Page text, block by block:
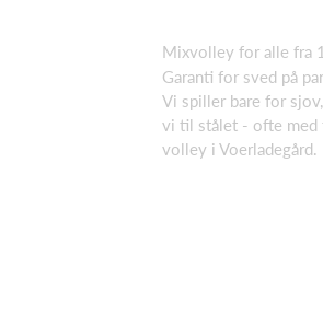
Mixvolley for alle fra
Garanti for sved på
Vi spiller bare for
vi til stålet - ofte
volley i